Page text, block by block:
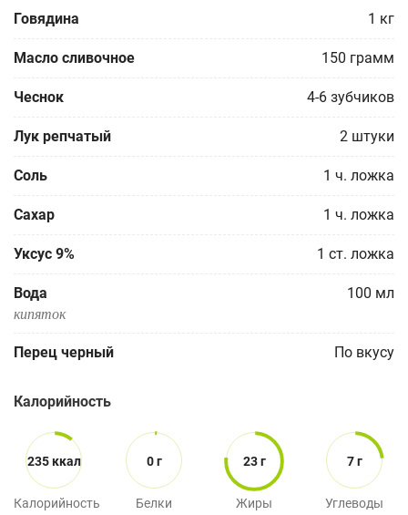
Говядина 1 кг
Масло сливочное 150 грамм
Чеснок 4-6 зубчиков
Лук репчатый 2 штуки
Соль 1 ч. ложка
Сахар 1 ч. ложка
Уксус 9% 1 ст. ложка
Вода 100 мл
кипяток
Перец черный По вкусу
Калорийность
235 ккал
Калорийность
0 г
Белки
23 г
Жиры
7 г
Углеводы